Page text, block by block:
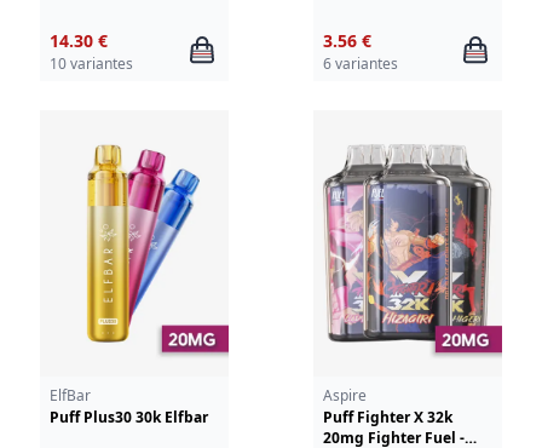
14.30 €
10 variantes
3.56 €
6 variantes
ElfBar
Puff Plus30 30k Elfbar
Aspire
Puff Fighter X 32k
20mg Fighter Fuel -